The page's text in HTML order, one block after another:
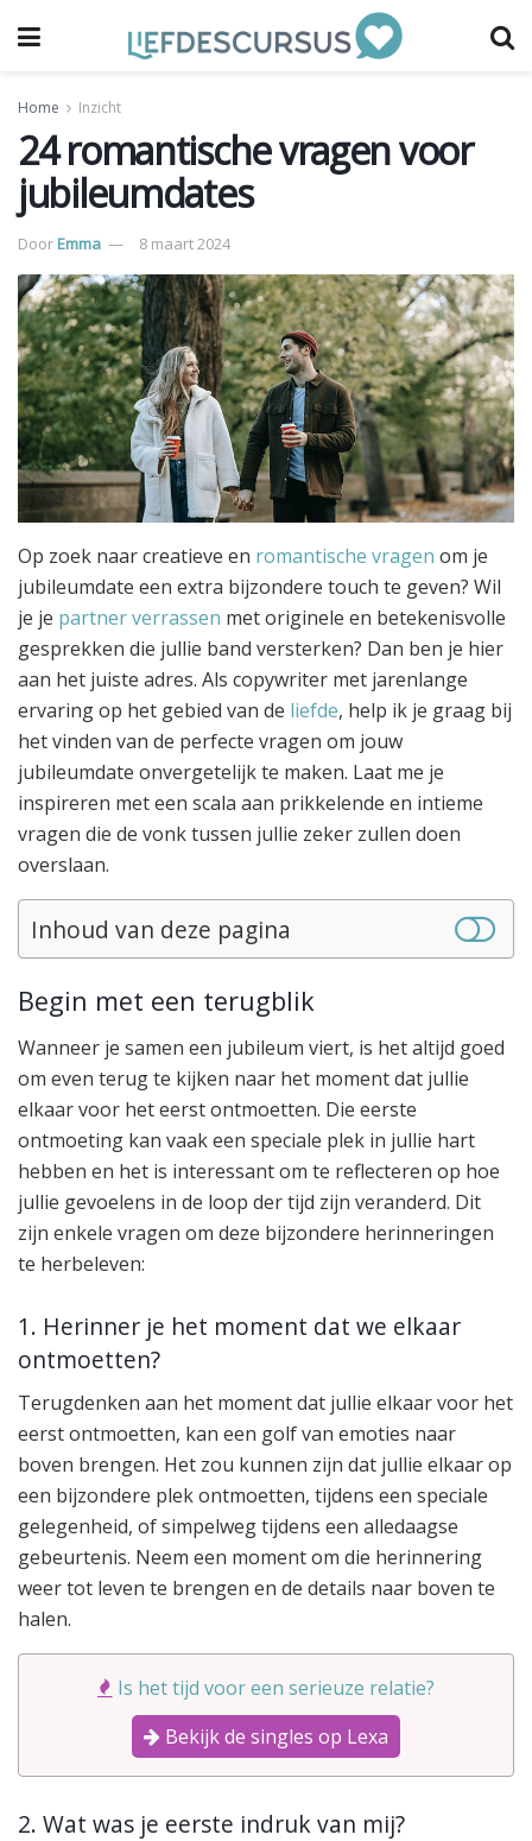
Home Inzicht
24 romantische vragen voor
jubileumdates
DoorEmma 8 maart 2024
Op zoek naar creatieve en romantische vragen om je
jubileumdate een extra bijzondere touch te geven? Wil
je je partner verrassen met originele en betekenisvolle
gesprekken die jullie band versterken? Dan ben je hier
aan het juiste adres. Als copywriter met jarenlange
ervaring op het gebied van de liefde, help ik je graag bij
het vinden van de perfecte vragen om jouw
jubileumdate onvergetelijk te maken. Laat me je
inspireren met een scala aan prikkelende en intieme
vragen die de vonk tussen jullie zeker zullen doen
overslaan.
Inhoud van deze pagina
Begin met een terugblik
Wanneer je samen een jubileum viert, is het altijd goed
om even terug te kijken naar het moment dat jullie
elkaar voor het eerst ontmoetten. Die eerste
ontmoeting kan vaak een speciale plek in jullie hart
hebben en het is interessant om te reflecteren op hoe
jullie gevoelens in de loop der tijd zijn veranderd. Dit
zijn enkele vragen om deze bijzondere herinneringen
te herbeleven:
1. Herinner je het moment dat we elkaar
ontmoetten?
Terugdenken aan het moment dat jullie elkaar voor het
eerst ontmoetten, kan een golf van emoties naar
boven brengen. Het zou kunnen zijn dat jullie elkaar op
een bijzondere plek ontmoetten, tijdens een speciale
gelegenheid, of simpelweg tijdens een alledaagse
gebeurtenis. Neem een moment om die herinnering
weer tot leven te brengen en de details naar boven te
halen.
Is het tijd voor een serieuze relatie?
Bekijk de singles op Lexa
2. Wat was je eerste indruk van mij?